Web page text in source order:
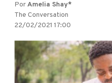
PorAmelia Shay*
The Conversation
22/02/2021 17:00